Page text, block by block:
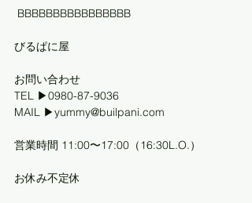
BBBBBBBBBBBBBBBB
びるぱに屋
お問い合わせ
TEL ▶0980-87-9036
MAIL ▶yummy@builpani.com
営業時間 11:00〜17:00（16:30L.O.）
お休み不定休